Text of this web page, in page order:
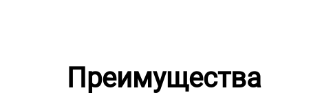
Преимущества